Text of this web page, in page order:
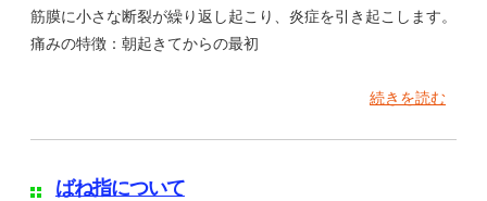
筋膜に小さな断裂が繰り返し起こり、炎症を引き起こします。
痛みの特徴：朝起きてからの最初
続きを読む
ばね指について